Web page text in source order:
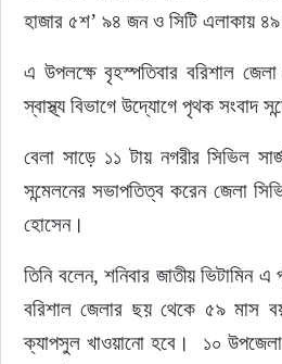
হাজার ৫শ’ ৯৪ জন ও সিটি এলাকায়
এ উপলক্ষে বৃহস্পতিবার বরিশাল জেলা
স্বাস্থ্য বিভাগে উদ্যোগে পৃথক সংবাদ
বেলা সাড়ে ১১ টায় নগরীর সিভিল
সন্মেলনের সভাপতিত্ব করেন জেলা
হোসেন।
তিনি বলেন, শনিবার জাতীয় ভিটামিন
বরিশাল জেলার ছয় থেকে ৫৯ মাস
ক্যাপসুল খাওয়ানো হবে।  ১০